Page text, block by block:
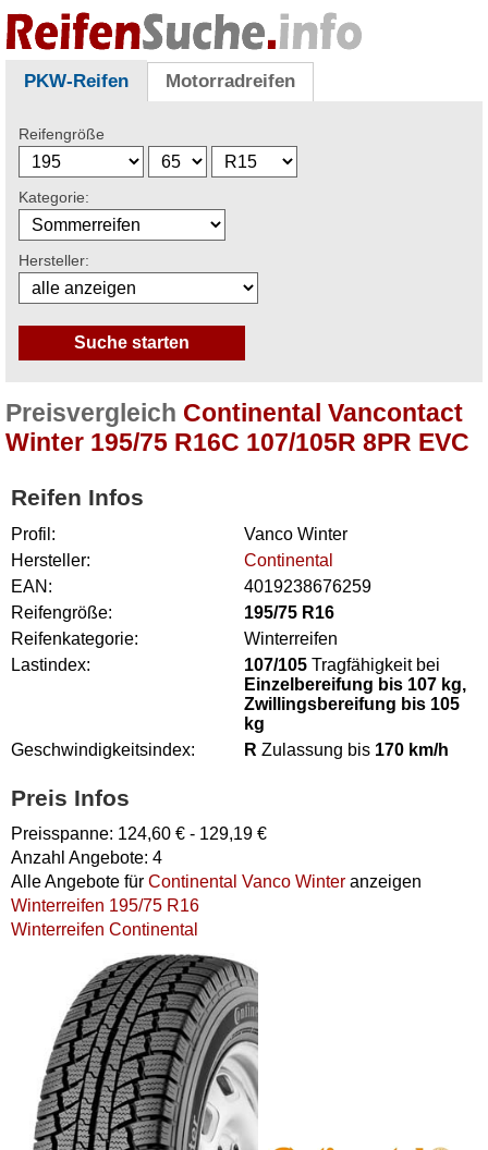
PKW-Reifen Motorradreifen
Reifengröße
Kategorie:
Hersteller:
Preisvergleich Continental Vancontact
Winter 195/75 R16C 107/105R 8PR EVC
Reifen Infos
Profil:
Vanco Winter
Hersteller:
Continental
EAN:
4019238676259
Reifengröße:
195/75 R16
Reifenkategorie:
Winterreifen
Lastindex:
107/105 Tragfähigkeit bei
Einzelbereifung bis 107 kg,
Zwillingsbereifung bis 105
kg
Geschwindigkeitsindex:
R Zulassung bis 170 km/h
Preis Infos
Preisspanne: 124,60 € - 129,19 €
Anzahl Angebote: 4
Alle Angebote für Continental Vanco Winter anzeigen
Winterreifen 195/75 R16
Winterreifen Continental